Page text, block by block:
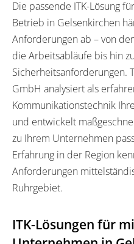
Die passende ITK-Lösung
Betrieb in Gelsenkirchen
Anforderungen ab – von
die Arbeitsabläufe bis hin
Sicherheitsanforderungen.
GmbH analysiert als
Kommunikationstechnik
und entwickelt
zu Ihrem Unternehmen
Erfahrung in der Region
Anforderungen
Ruhrgebiet.
ITK-Lösungen für